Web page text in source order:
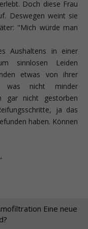
Doch diese Frau
Deswegen weint sie
"Mich würde man
Aushaltens in einer
sinnlosen Leiden
etwas von ihrer
was nicht minder
gar nicht gestorben
ja das
haben. Können
Eine neue